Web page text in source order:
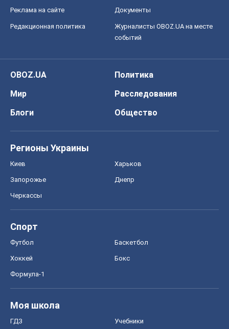
Реклама на сайте Документы
Редакционная политика
Журналисты OBOZ.UA на месте
событий
OBOZ.UA
Политика
Мир
Расследования
Блоги
Общество
Регионы Украины
Киев Харьков
Запорожье Днепр
Черкассы
Спорт
Футбол Баскетбол
Хоккей Бокс
Формула-1
Моя школа
ГДЗ Учебники